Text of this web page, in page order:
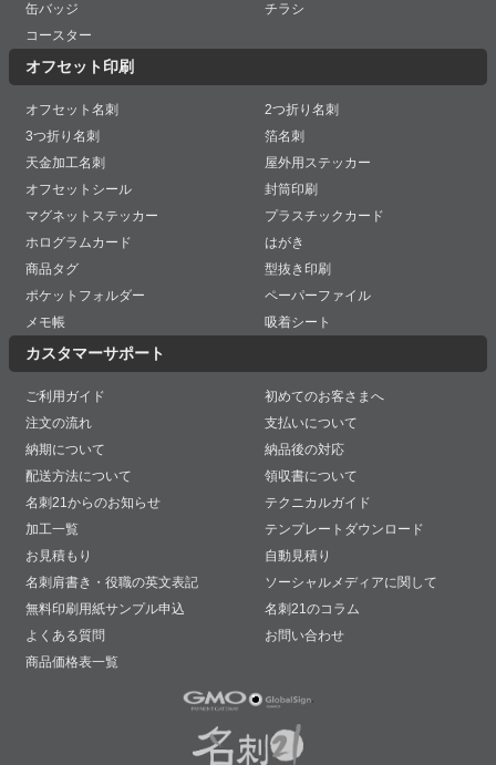
缶バッジ
チラシ
コースター
オフセット印刷
オフセット名刺
2つ折り名刺
3つ折り名刺
箔名刺
天金加工名刺
屋外用ステッカー
オフセットシール
封筒印刷
マグネットステッカー
プラスチックカード
ホログラムカード
はがき
商品タグ
型抜き印刷
ポケットフォルダー
ペーパーファイル
メモ帳
吸着シート
カスタマーサポート
ご利用ガイド
初めてのお客さまへ
注文の流れ
支払いについて
納期について
納品後の対応
配送方法について
領収書について
名刺21からのお知らせ
テクニカルガイド
加工一覧
テンプレートダウンロード
お見積もり
自動見積り
名刺肩書き・役職の英文表記
ソーシャルメディアに関して
無料印刷用紙サンプル申込
名刺21のコラム
よくある質問
お問い合わせ
商品価格表一覧